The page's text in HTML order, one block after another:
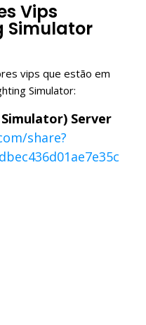
Vips
Simulator
vips que estão em
Simulator:
Server
share?